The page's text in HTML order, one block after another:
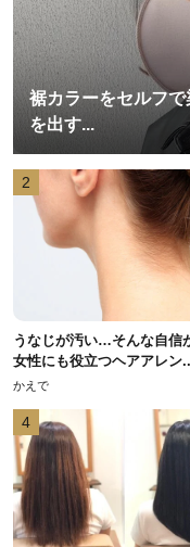
裾カラーをセルフ
を出す...
2
うなじが汚い…そんな自信
女性にも役立つヘアアレン
かえで
4